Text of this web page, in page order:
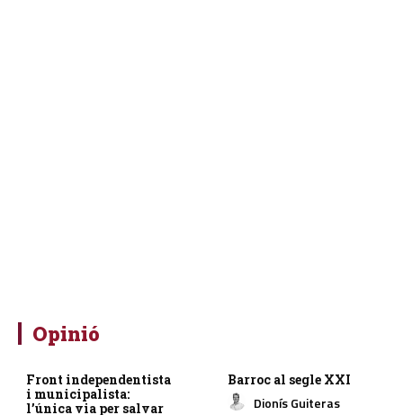
Opinió
Front independentista
i municipalista:
l’única via per salvar
Barroc al segle XXI
Dionís Guiteras